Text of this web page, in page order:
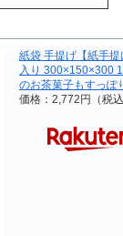
紙袋 手提げ【紙手
入り 300×150×300
のお茶菓子もすっぽ
価格：2,772円（税